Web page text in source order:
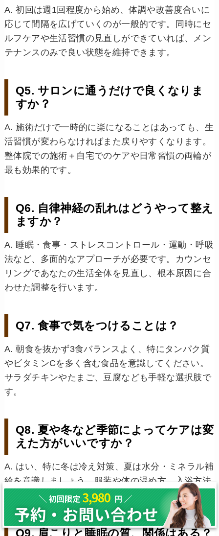
A. 初回は週1回程度から始め、体調や改善度合いに
応じて間隔を広げていくのが一般的です。同時にセ
ルフケアや生活習慣の見直しができていれば、メン
テナンスのみで良い状態を維持できます。
Q5. サロンに通うだけで良くなりま
すか？
A. 施術だけで一時的に楽になることはあっても、生
活習慣が変わらなければまた戻りやすくなります。
整体院での施術＋自宅でのケアや日常習慣の両輪が
最も効果的です。
Q6. 自律神経の乱れはどうやって整え
ますか？
A. 睡眠・食事・ストレスコントロール・運動・呼吸
法など、多面的なアプローチが必要です。カウンセ
リングであなたの生活全体を見直し、根本原因に合
わせた調整を行います。
Q7. 食事で気をつけることは？
A. 朝食を抜かず3食バランスよく、特にタンパク質
やビタミンCを多く含む食品を意識してください。
サラダチキンやたまご、豆腐なども手軽な選択肢で
す。
Q8. 夏や冬など季節によってケアは変
えた方がいいですか？
A. はい、特に冬は冷え対策、夏は水分・ミネラル補
給を意識しましょう。服装や体の温め方、入浴方法
も体調や季節に応じて工夫が必要です。
Q9. 肩こりと睡眠の質、関係はある？